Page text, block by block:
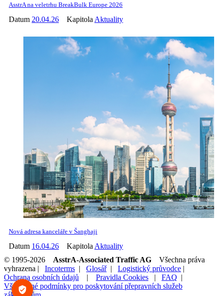
AsstrA na veletrhu BreakBulk Europe 2026
Datum 20.04.26 Kapitola Aktuality
Nová adresa kanceláře v Šanghaji
Datum 16.04.26 Kapitola Aktuality
© 1995-2026 AsstrA-Associated Traffic AG Všechna práva
vyhrazena | Incoterms | Glosář| Logistický průvodce |
Ochrana osobních údajů | Pravidla Cookies | FAQ |
Všeobecné podmínky pro poskytování přepravních služeb